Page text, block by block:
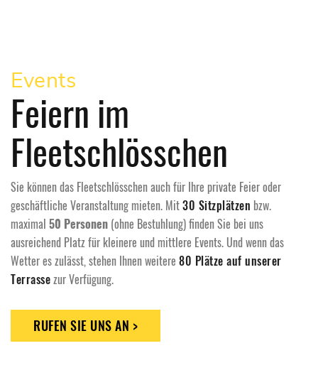
Events
Feiern im
Fleetschlösschen
Sie können das Fleetschlösschen auch für Ihre private Feier oder
geschäftliche Veranstaltung mieten. Mit30 Sitzplätzen bzw.
maximal 50 Personen (ohne Bestuhlung) finden Sie bei uns
ausreichend Platz für kleinere und mittlere Events. Und wenn das
Wetter es zulässt, stehen Ihnen weitere 80 Plätze auf unserer
Terrassezur Verfügung.
RUFEN SIE UNS AN >